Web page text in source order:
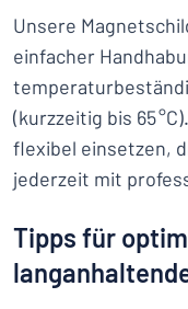
Unsere
einfacher
(kurzzeitig bis 65
flexibel einsetzen,
jederzeit mit
Tipps für